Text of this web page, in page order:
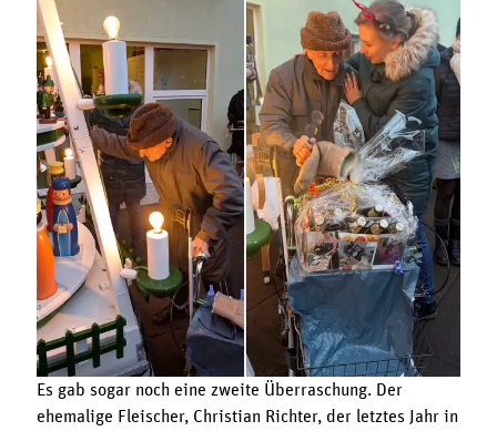
Es gab sogar noch eine zweite Überraschung. Der
ehemalige Fleischer, Christian Richter, der letztes Jahr in